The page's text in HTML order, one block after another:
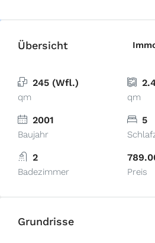
Übersicht
245 (Wfl.)
qm qm
2001
Baujahr
5
2
Badezimmer Preis
Grundrisse